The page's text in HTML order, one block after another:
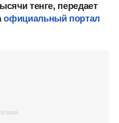
тенге, передает
официальный портал